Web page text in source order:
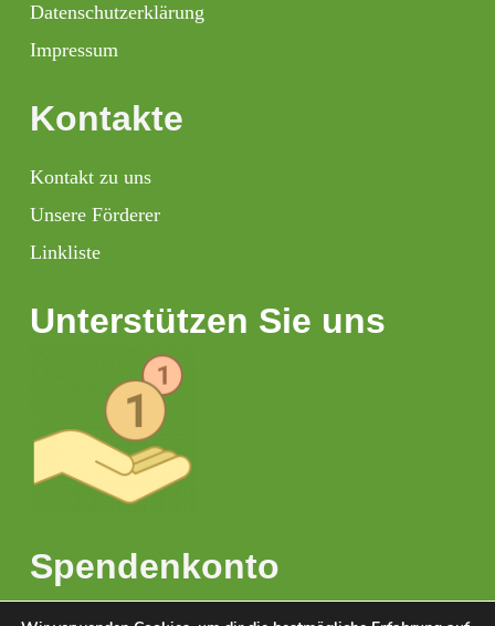
Datenschutzerklärung
Impressum
Kontakte
Kontakt zu uns
Unsere Förderer
Linkliste
Unterstützen Sie uns
Spendenkonto